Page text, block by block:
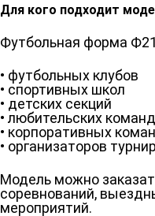
Для кого подходит
Футбольная форма
• футбольных клубов
• спортивных школ
• детских секций
• любительских команд
• корпоративных
• организаторов
Модель можно
соревнований,
мероприятий.